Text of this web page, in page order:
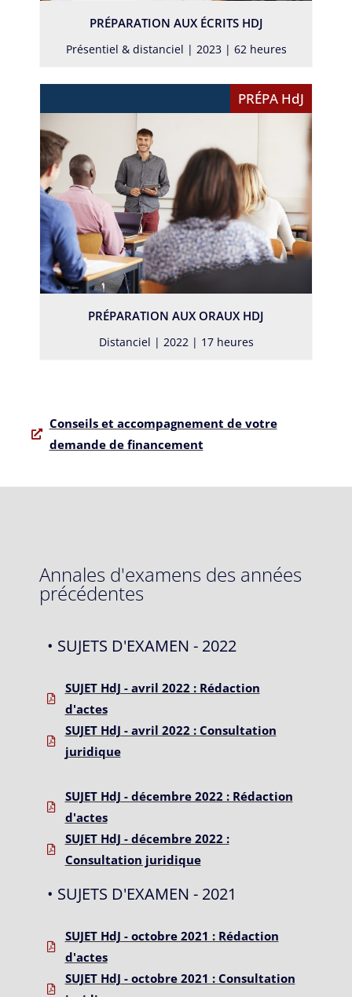
PRÉPARATION AUX ÉCRITS HDJ
Présentiel & distanciel | 2023 | 62 heures
PRÉPARATION AUX ORAUX HDJ
Distanciel | 2022 | 17 heures
PRÉPA HdJ
Conseils et accompagnement de votre
demande de financement
Annales d'examens des années
précédentes
• SUJETS D'EXAMEN - 2022
SUJET HdJ - avril 2022 : Rédaction
d'actes
SUJET HdJ - avril 2022 : Consultation
juridique
SUJET HdJ - décembre 2022 : Rédaction
d'actes
SUJET HdJ - décembre 2022 :
Consultation juridique
• SUJETS D'EXAMEN - 2021
SUJET HdJ - octobre 2021 : Rédaction
d'actes
SUJET HdJ - octobre 2021 : Consultation